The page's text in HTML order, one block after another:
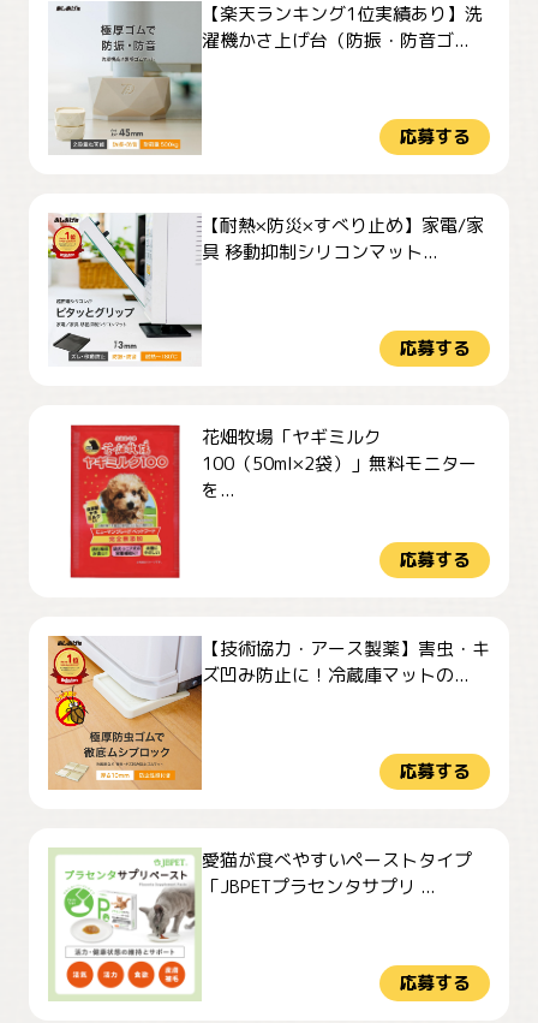
【楽天ランキング1位実績あり】洗
濯機かさ上げ台（防振・防音ゴ...
応募する
【耐熱×防災×すべり止め】家電/家
具 移動抑制シリコンマット...
応募する
花畑牧場「ヤギミルク
100（50ml×2袋）」無料モニター
を...
応募する
【技術協力・アース製薬】害虫・キ
ズ凹み防止に！冷蔵庫マットの...
応募する
愛猫が食べやすいペーストタイプ
「JBPETプラセンタサプリ ...
応募する